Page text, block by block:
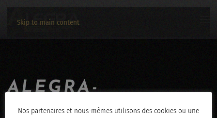
Skip to main content
ALEGRA-
JEROME_HENRY-
Nos partenaires et nous-mêmes utilisons des cookies ou une